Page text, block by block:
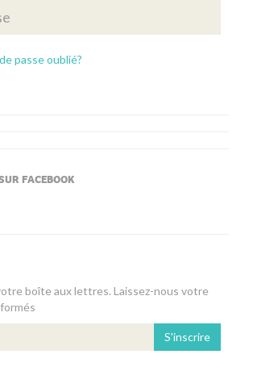
passe oublié?
FACEBOOK
boîte aux lettres. Laissez-nous votre
S'inscrire